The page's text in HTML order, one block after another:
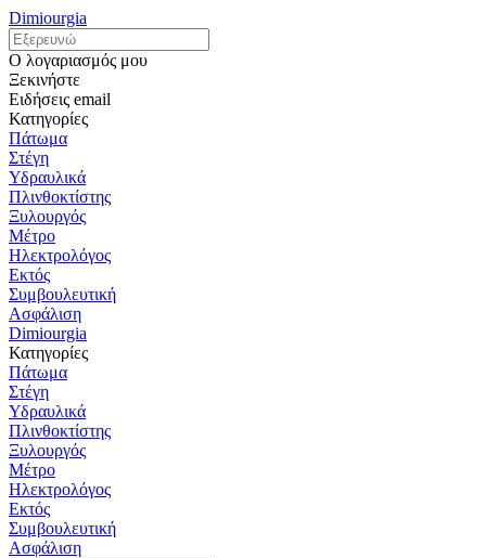
Dimiourgia
Ο λογαριασμός μου
Ξεκινήστε
Ειδήσεις email
Κατηγορίες
Πάτωμα
Στέγη
Υδραυλικά
Πλινθοκτίστης
Ξυλουργός
Μέτρο
Ηλεκτρολόγος
Εκτός
Συμβουλευτική
Ασφάλιση
Dimiourgia
Κατηγορίες
Πάτωμα
Στέγη
Υδραυλικά
Πλινθοκτίστης
Ξυλουργός
Μέτρο
Ηλεκτρολόγος
Εκτός
Συμβουλευτική
Ασφάλιση